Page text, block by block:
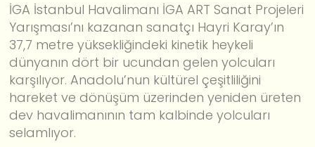
İGA İstanbul Havalimanı İGA ART Sanat Projeleri
Yarışması’nı kazanan sanatçı Hayri Karay’ın
37,7 metre yüksekliğindeki kinetik heykeli
dünyanın dört bir ucundan gelen yolcuları
karşılıyor. Anadolu’nun kültürel çeşitliliğini
hareket ve dönüşüm üzerinden yeniden üreten
dev havalimanının tam kalbinde yolcuları
selamlıyor.